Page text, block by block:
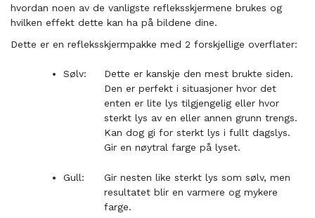
hvordan noen av de vanligste refleksskjermene brukes og
hvilken effekt dette kan ha på bildene dine.
Dette er en refleksskjermpakke med 2 forskjellige overflater:
Sølv:
Dette er kanskje den mest brukte siden.
Den er perfekt i situasjoner hvor det
enten er lite lys tilgjengelig eller hvor
sterkt lys av en eller annen grunn trengs.
Kan dog gi for sterkt lys i fullt dagslys.
Gir en nøytral farge på lyset.
Gull:
Gir nesten like sterkt lys som sølv, men
resultatet blir en varmere og mykere
farge.